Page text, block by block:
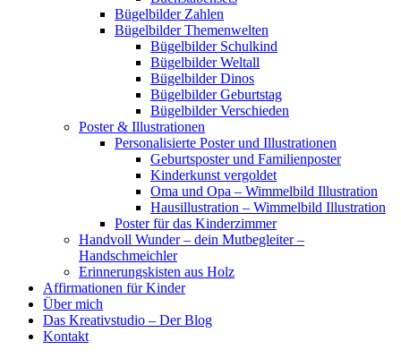
Bügelbilder Zahlen
Bügelbilder Themenwelten
Bügelbilder Schulkind
Bügelbilder Weltall
Bügelbilder Dinos
Bügelbilder Geburtstag
Bügelbilder Verschieden
Poster & Illustrationen
Personalisierte Poster und Illustrationen
Geburtsposter und Familienposter
Kinderkunst vergoldet
Oma und Opa – Wimmelbild Illustration
Hausillustration – Wimmelbild Illustration
Poster für das Kinderzimmer
Handvoll Wunder – dein Mutbegleiter –
Handschmeichler
Erinnerungskisten aus Holz
Affirmationen für Kinder
Über mich
Das Kreativstudio – Der Blog
Kontakt